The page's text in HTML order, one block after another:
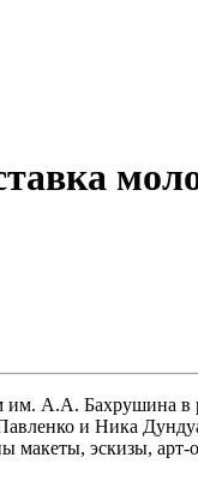
А.А. Бахрушина в
и Ника
макеты, эскизы,